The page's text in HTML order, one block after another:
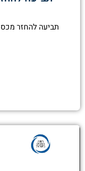
תביעה להחזר מכס